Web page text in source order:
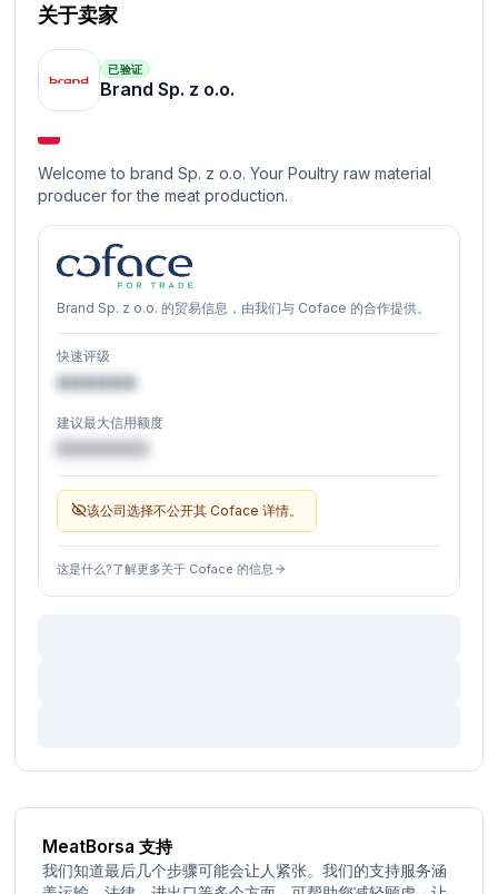
关于卖家
已验证
Brand Sp. z o.o.
Welcome to brand Sp. z o.o. Your Poultry raw material
producer for the meat production.
Brand Sp. z o.o. 的贸易信息，由我们与 Coface 的合作提供。
快速评级
XXXXXX
建议最大信用额度
€XXXXXX
该公司选择不公开其 Coface 详情。
这是什么?了解更多关于 Coface 的信息
MeatBorsa 支持
我们知道最后几个步骤可能会让人紧张。我们的支持服务涵